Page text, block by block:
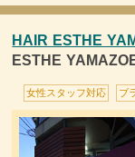
HAIR ESTHE
ESTHE
女性スタッフ対応 ブ